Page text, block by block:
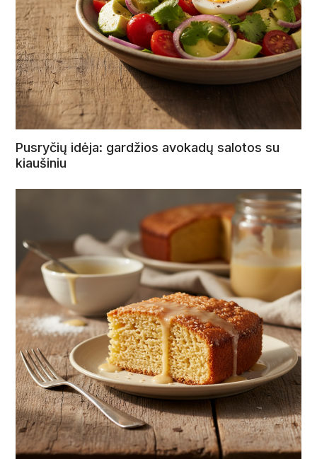
Pusryčių idėja: gardžios avokadų salotos su
kiaušiniu